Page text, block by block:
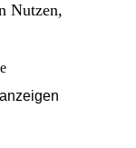
Nutzen,